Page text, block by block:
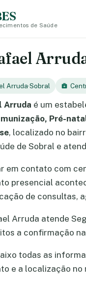
de Saúde
Arruda·Sobral
Arruda é um
Pré-
, localizado no
de Sobral e
em contato com
presencial
de consultas,
Arruda atende
a confirmação
todas as
e a localização no